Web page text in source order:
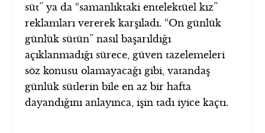
süt” ya da “samanlıktaki entelektüel kız”
reklamları vererek karşıladı. “On günlük
günlük sütün” nasıl başarıldığı
açıklanmadığı sürece, güven tazelemeleri
söz konusu olamayacağı gibi, vatandaş
günlük sütlerin bile en az bir hafta
dayandığını anlayınca, işin tadı iyice kaçtı.